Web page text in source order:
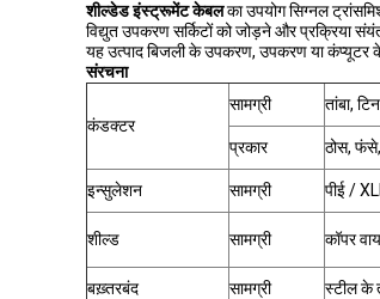
शील्डेड इंस्ट्रूमेंट केबलका उपयोग सिग्नल
विद्युत उपकरण सर्किटों को जोड़ने और प्रक्रिया
यह उत्पाद बिजली के उपकरण, उपकरण या कंप्यूटर
संरचना
कंडक्टर
सामग्री तांबा,
प्रकार ठोस,
इन्सुलेशन सामग्री पीई /
शील्ड सामग्री कॉपर
बख़्तरबंद सामग्री स्टील के